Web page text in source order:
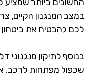
המנגנון הקיים, צרו
להבטיח את ביטחון
לתיקון מנגנוני
מפתחות לרכב. אנו